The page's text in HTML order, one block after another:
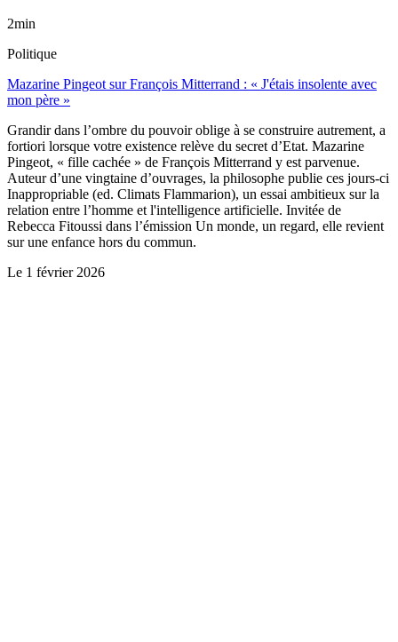
2min
Politique
Mazarine Pingeot sur François Mitterrand : « J'étais insolente avec
mon père »
Grandir dans l’ombre du pouvoir oblige à se construire autrement, a
fortiori lorsque votre existence relève du secret d’Etat. Mazarine
Pingeot, « fille cachée » de François Mitterrand y est parvenue.
Auteur d’une vingtaine d’ouvrages, la philosophe publie ces jours-ci
Inappropriable (ed. Climats Flammarion), un essai ambitieux sur la
relation entre l’homme et l'intelligence artificielle. Invitée de
Rebecca Fitoussi dans l’émission Un monde, un regard, elle revient
sur une enfance hors du commun.
Le 1 février 2026